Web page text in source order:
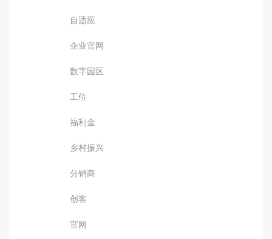
自适应
企业官网
数字园区
工位
福利金
乡村振兴
分销商
创客
官网